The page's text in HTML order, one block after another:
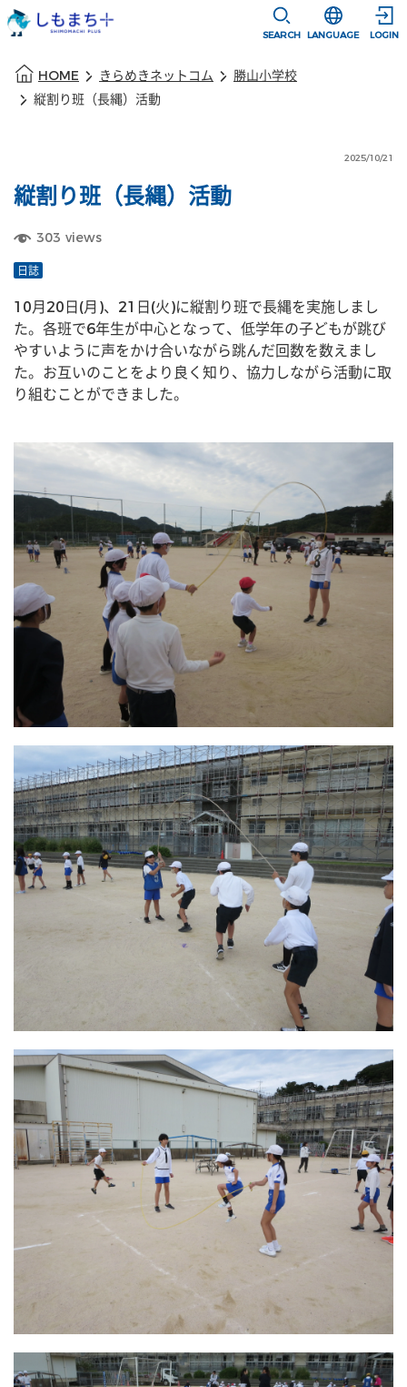
SEARCH
選択すると言
LANGUAGE LOGIN
HOME きらめきネットコム
勝山小学校
縦割り班（長縄）活動
2025/10/21
縦割り班（長縄）活動
303 views
日誌
10月20日(月)、21日(火)に縦割り班で長縄を実施しまし
た。各班で6年生が中心となって、低学年の子どもが跳び
やすいように声をかけ合いながら跳んだ回数を数えまし
た。お互いのことをより良く知り、協力しながら活動に取
り組むことができました。